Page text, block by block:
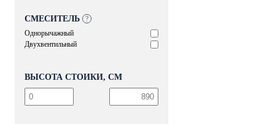
СМЕСИТЕЛЬ
?
Однорычажный
Двухвентильный
ВЫСОТА СТОЙКИ, СМ